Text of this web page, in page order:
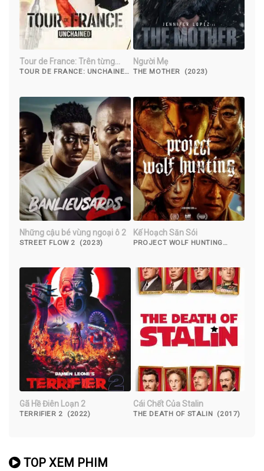
Tour de France: Trên từng
dặm đường
TOUR DE FRANCE: UNCHAINED
Người Mẹ
THE MOTHER (2023)
Những cậu bé vùng ngoại ô 2
STREET FLOW 2 (2023)
Kế Hoạch Săn Sói
PROJECT WOLF HUNTING
Gã Hề Điên Loạn 2
TERRIFIER 2 (2022)
Cái Chết Của Stalin
THE DEATH OF STALIN (2017)
TOP XEM PHIM